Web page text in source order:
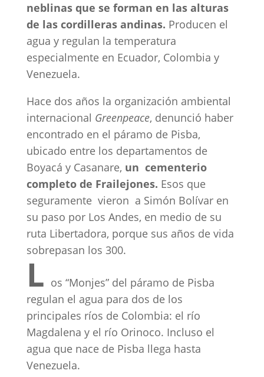
neblinas que se forman en las alturas
de las cordilleras andinas. Producen el
agua y regulan la temperatura
especialmente en Ecuador, Colombia y
Venezuela.
Hace dos años la organización ambiental
internacional Greenpeace, denunció haber
encontrado en el páramo de Pisba,
ubicado entre los departamentos de
Boyacá y Casanare, un cementerio
completo de Frailejones. Esos que
seguramente vieron a Simón Bolívar en
su paso por Los Andes, en medio de su
ruta Libertadora, porque sus años de vida
sobrepasan los 300.
L os “Monjes” del páramo de Pisba
regulan el agua para dos de los
principales ríos de Colombia: el río
Magdalena y el río Orinoco. Incluso el
agua que nace de Pisba llega hasta
Venezuela.